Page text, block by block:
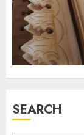
SEARCH